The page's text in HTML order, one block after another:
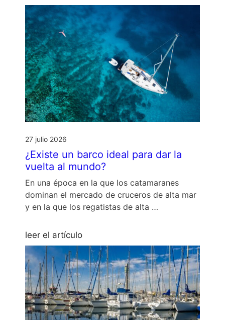
27 julio 2026
¿Existe un barco ideal para dar la
vuelta al mundo?
En una época en la que los catamaranes
dominan el mercado de cruceros de alta mar
y en la que los regatistas de alta …
leer el artículo